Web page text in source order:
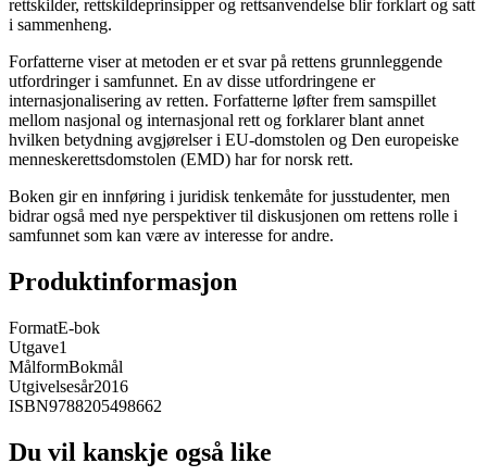
rettskilder, rettskildeprinsipper og rettsanvendelse blir forklart og satt
i sammenheng.
Forfatterne viser at metoden er et svar på rettens grunnleggende
utfordringer i samfunnet. En av disse utfordringene er
internasjonalisering av retten. Forfatterne løfter frem samspillet
mellom nasjonal og internasjonal rett og forklarer blant annet
hvilken betydning avgjørelser i EU-domstolen og Den europeiske
menneskerettsdomstolen (EMD) har for norsk rett.
Boken gir en innføring i juridisk tenkemåte for jusstudenter, men
bidrar også med nye perspektiver til diskusjonen om rettens rolle i
samfunnet som kan være av interesse for andre.
Produktinformasjon
FormatE-bok
Utgave1
MålformBokmål
Utgivelsesår2016
ISBN9788205498662
Du vil kanskje også like